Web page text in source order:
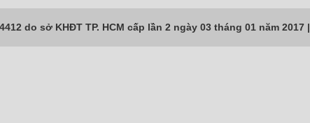
do sở KHĐT TP. HCM cấp lần 2 ngày 03 tháng 01 năm 2017 |